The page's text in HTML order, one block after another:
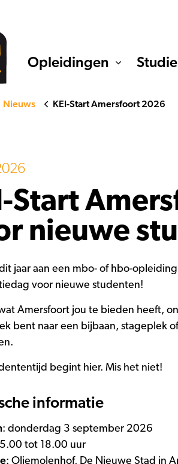
Opleidingen
Nieuws KEI-Start Amersfoort 2026
Start
nieuwe
jaar aan een mbo- of hbo-
voor nieuwe studenten!
Amersfoort jou te bieden heeft,
bent naar een bijbaan, stageplek
begint hier. Mis het niet!
informatie
: donderdag 3 september 2026
tot 18.00 uur
: Oliemolenhof, De Nieuwe Stad in